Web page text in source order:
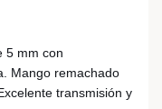
5 mm con
Mango remachado
transmisión y